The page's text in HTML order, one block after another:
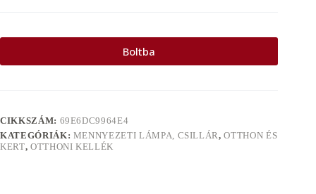
Boltba
CIKKSZÁM: 69E6DC9964E4
KATEGÓRIÁK: MENNYEZETI LÁMPA, CSILLÁR,OTTHON ÉS
KERT, OTTHONI KELLÉK